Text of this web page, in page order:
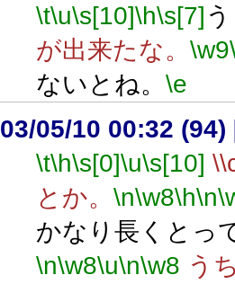
\t\u\s[10]\h\s[7]
が出来たな。 \w9
ないとね。 \e
03/05/10 00:32 (94)
\t\h\s[0]\u\s[10]
とか。 \n\w8\h\n
かなり長くとっ
\n\w8\u\n\w8 う